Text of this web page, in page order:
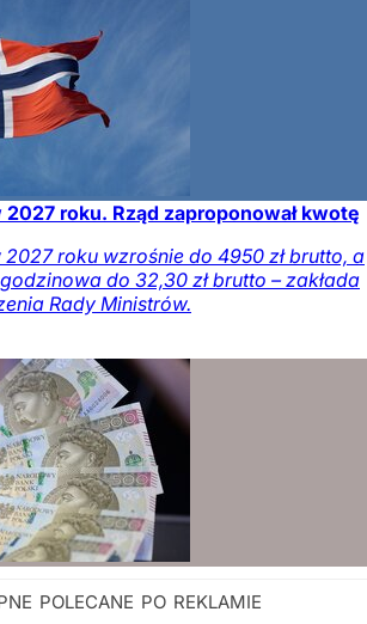
2027 roku. Rząd zaproponował kwotę
2027 roku wzrośnie do 4950 zł brutto, a
do 32,30 zł brutto – zakłada
Rady Ministrów.